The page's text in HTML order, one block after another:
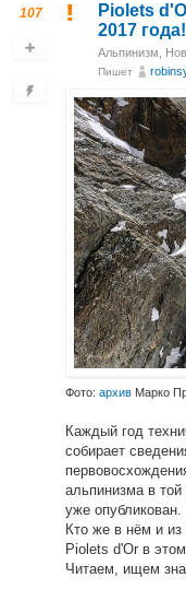
107
Piolets
2017 года!
Альпинизм
Пишет
Фото: архив Марко
Каждый год
собирает
альпинизма в
уже опубликован.
Кто же в нём и из
Piolets d'Or в
Читаем, ищем